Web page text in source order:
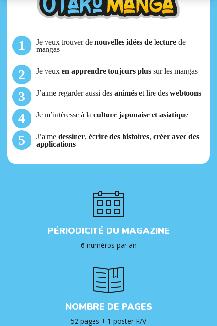
Je veux trouver de nouvelles idées de lecture de
mangas
Je veux en apprendre toujours plus sur les mangas
J’aime regarder aussi des animés et lire des webtoons
Je m’intéresse à la culture japonaise et asiatique
J’aime dessiner, écrire des histoires, créer avec des
applications
PÉRIODICITÉ DU MAGAZINE
6 numéros par an
NOMBRE DE PAGES
52 pages + 1 poster R/V